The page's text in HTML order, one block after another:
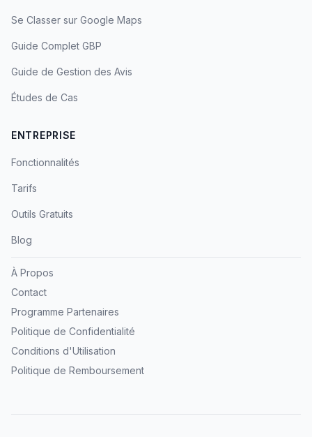
Se Classer sur Google Maps
Guide Complet GBP
Guide de Gestion des Avis
Études de Cas
ENTREPRISE
Fonctionnalités
Tarifs
Outils Gratuits
Blog
À Propos
Contact
Programme Partenaires
Politique de Confidentialité
Conditions d'Utilisation
Politique de Remboursement